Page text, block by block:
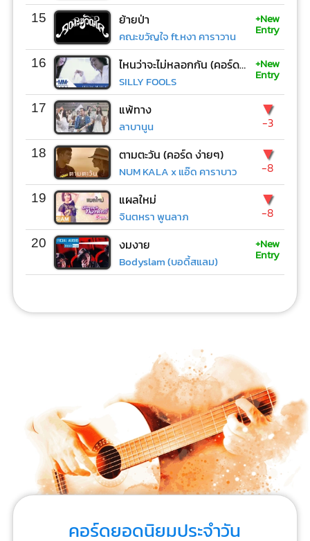
15 ย้ายป่า
คณะขวัญใจ ft.หงา คาราวาน
+New
Entry
16 ไหนว่าจะไม่หลอกกัน (คอร์ด ง่ายๆ)
SILLY FOOLS
+New
Entry
17 แพ้ทาง
ลาบานูน
▼
-3
18 ตามตะวัน (คอร์ด ง่ายๆ)
NUM KALA x แอ๊ด คาราบาว
▼
-8
19 แผลใหม่
จินตหรา พูนลาภ
▼
-8
20 งมงาย
Bodyslam (บอดี้สแลม)
+New
Entry
คอร์ดยอดนิยมประจำวัน